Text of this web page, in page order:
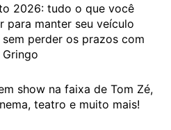
2026: tudo o que você
para manter seu veículo
perder os prazos com
show na faixa de Tom Zé,
teatro e muito mais!